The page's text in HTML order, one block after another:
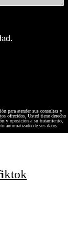
para atender sus consultas y
ofrecidos. Usted tiene derecho
y oposición a su tratamiento,
automatizado de sus datos,